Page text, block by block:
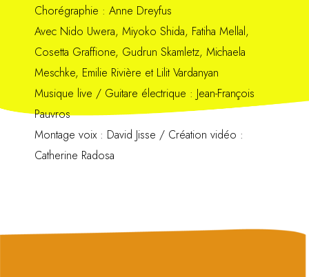
Chorégraphie : Anne Dreyfus
Avec Nido Uwera, Miyoko Shida, Fatiha Mellal,
Cosetta Graffione, Gudrun Skamletz, Michaela
Meschke, Emilie Rivière et Lilit Vardanyan
Musique live / Guitare électrique : Jean-François
Pauvros
Montage voix : David Jisse / Création vidéo :
Catherine Radosa